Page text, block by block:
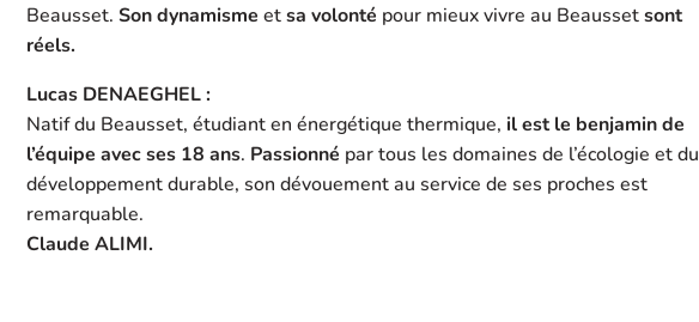
Beausset.Sondynamisme etsa volonté pour mieux vivre au Beaussetsont
réels.
Lucas DENAEGHEL :
Natif du Beausset, étudiant en énergétique thermique,il est le benjamin de
l’équipe avec ses 18 ans. Passionné par tous les domaines de l’écologie et du
développement durable, son dévouement au service de ses proches est
remarquable.
Claude ALIMI.